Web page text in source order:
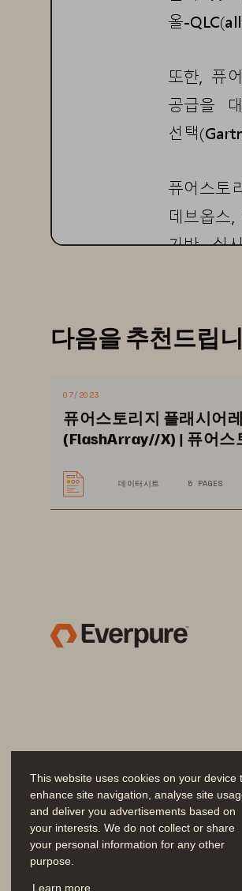
This website uses cookies on your device
enhance site navigation, analyse site
and deliver you advertisements based on
your interests. We do not collect or share
your personal information for any other
purpose.
Learn more
올 QLC(all
또한 퓨
공급을
선택(
퓨어스토
데브옵스
기반
실
한편,
웹사이트
퓨어스토
다음을 추천드립
07/2023
퓨어스토리지 플래시어
(FlashArray//X) | 퓨어스
데이터시트 5 PAGES
문의하기